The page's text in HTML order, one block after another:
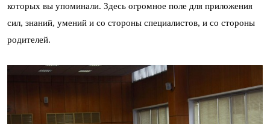
которых вы упоминали. Здесь огромное поле для приложения
сил, знаний, умений и со стороны специалистов, и со стороны
родителей.